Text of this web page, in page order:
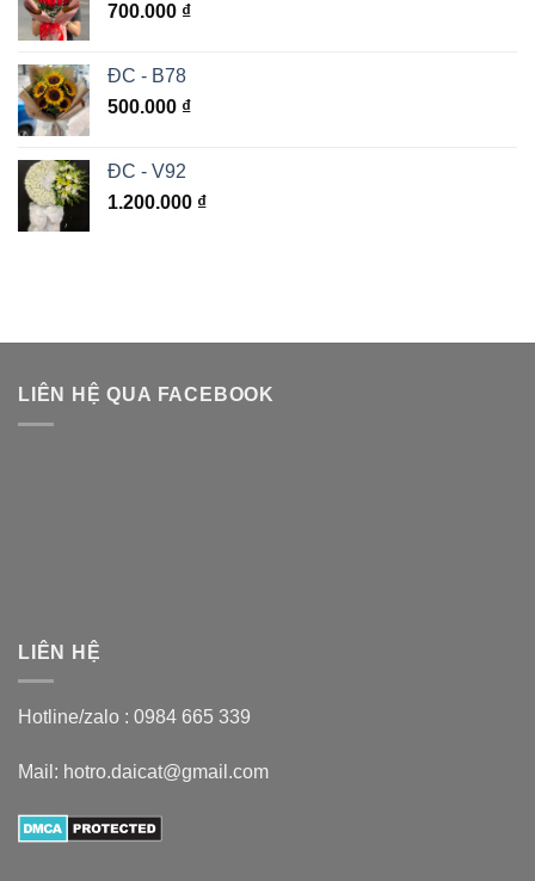
700.000 ₫
ĐC - B78
500.000 ₫
ĐC - V92
1.200.000 ₫
LIÊN HỆ QUA FACEBOOK
LIÊN HỆ
Hotline/zalo : 0984 665 339
Mail: hotro.daicat@gmail.com